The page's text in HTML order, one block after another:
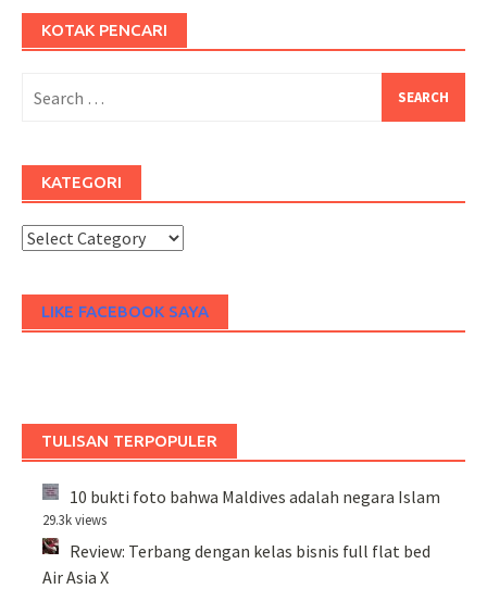
KOTAK PENCARI
for:
KATEGORI
Kategori
LIKE FACEBOOK SAYA
TULISAN TERPOPULER
10 bukti foto bahwa Maldives adalah negara Islam
29.3k views
Review: Terbang dengan kelas bisnis full flat bed
Air Asia X